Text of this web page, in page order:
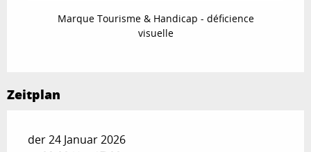
Marque Tourisme & Handicap - déficience
visuelle
Zeitplan
der 24 Januar 2026